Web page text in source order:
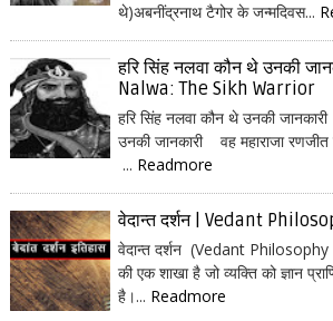
थे)अबनींद्रनाथ टैगोर के जन्मदिवस...
हरि सिंह नलवा कौन थे उनकी
Nalwa: The Sikh Warrior
हरि सिंह नलवा कौन थे उनकी
उनकी जानकारी वह महाराजा
... Readmore
वेदान्त दर्शन | Vedant
वेदान्त दर्शन (Vedant Philosophy
की एक शाखा है जो व्यक्ति को ज्ञान
है।... Readmore